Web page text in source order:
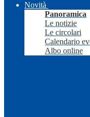
Novità
Panoramica
Le notizie
Le circolari
Calendario
Albo online